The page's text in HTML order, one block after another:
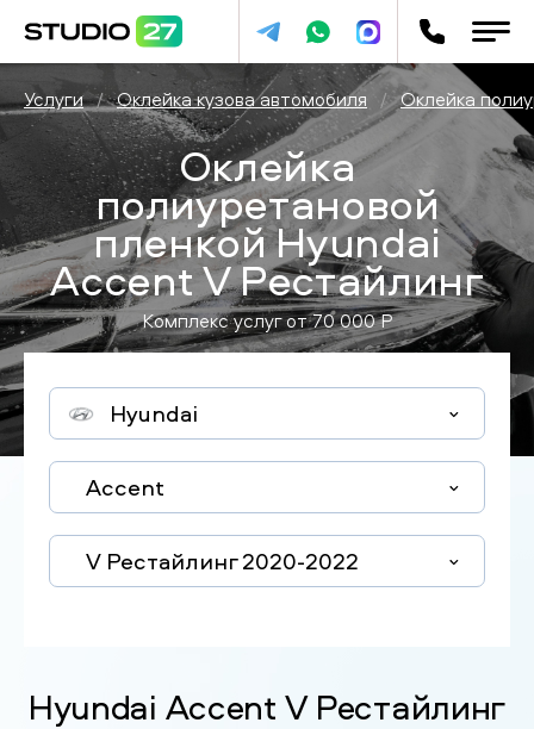
Услуги / Оклейка кузова автомобиля / Оклейка
Оклейка
полиуретановой
пленкой Hyundai
Accent V Рестайлинг
Комплекс услуг от70 000P
Hyundai
Accent
V Рестайлинг 2020-2022
Hyundai Accent V Рестайлинг